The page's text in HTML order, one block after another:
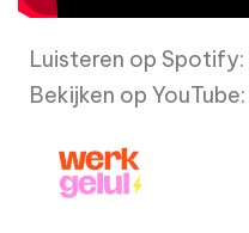
Luisteren op Spotify:
Bekijken op YouTube: